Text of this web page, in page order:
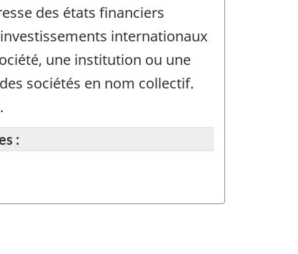
des états financiers
internationaux
une institution ou une
sociétés en nom collectif.
: